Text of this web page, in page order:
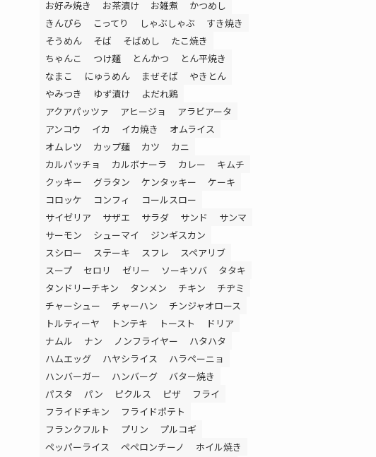
お好み焼き
お茶漬け お雑煮
かつめし
きんぴら
こってり しゃぶしゃぶ
すき焼き
そうめん
そば そばめし
たこ焼き
ちゃんこ
つけ麺 とんかつ
とん平焼き
なまこ
にゅうめん まぜそば
やきとん
やみつき
ゆず漬け
よだれ鶏
アクアパッツァ
アヒージョ
アラビアータ
アンコウ
イカ イカ焼き
オムライス
オムレツ
カップ麺 カツ
カニ
カルパッチョ
カルボナーラ カレー
キムチ
クッキー
グラタン ケンタッキー
ケーキ
コロッケ
コンフィ
コールスロー
サイゼリア
サザエ サラダ サンド
サンマ
サーモン
シューマイ
ジンギスカン
スシロー
ステーキ スフレ
スペアリブ
スープ
セロリ ゼリー ソーキソバ
タタキ
タンドリーチキン
タンメン チキン
チヂミ
チャーシュー
チャーハン
チンジャオロース
トルティーヤ
トンテキ トースト
ドリア
ナムル
ナン ノンフライヤー
ハタハタ
ハムエッグ
ハヤシライス
ハラペーニョ
ハンバーガー
ハンバーグ
バター焼き
パスタ
パン ピクルス ピザ
フライ
フライドチキン
フライドポテト
フランクフルト
プリン
プルコギ
ペッパーライス
ペペロンチーノ
ホイル焼き